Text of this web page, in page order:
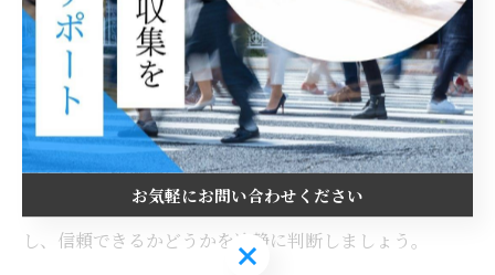
は安心して任せられます。無料相談や見積もりの段階で
丁寧に説明してくれる点も、信頼性を測るポイントで
す。
一方で、契約内容や費用の説明が曖昧な調査員や、実
績・口コミが極端に少ない場合は注意が必要です。比較
検討する際は、複数の探偵事務所・調査員の特徴を整理
し、信頼できるかどうかを冷静に判断しましょう。
お気軽にお問い合わせください
お気軽にお問い合わせください